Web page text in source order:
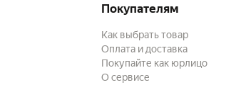
Покупателям
Как выбрать товар
Оплата и доставка
Покупайте как юрлицо
О сервисе